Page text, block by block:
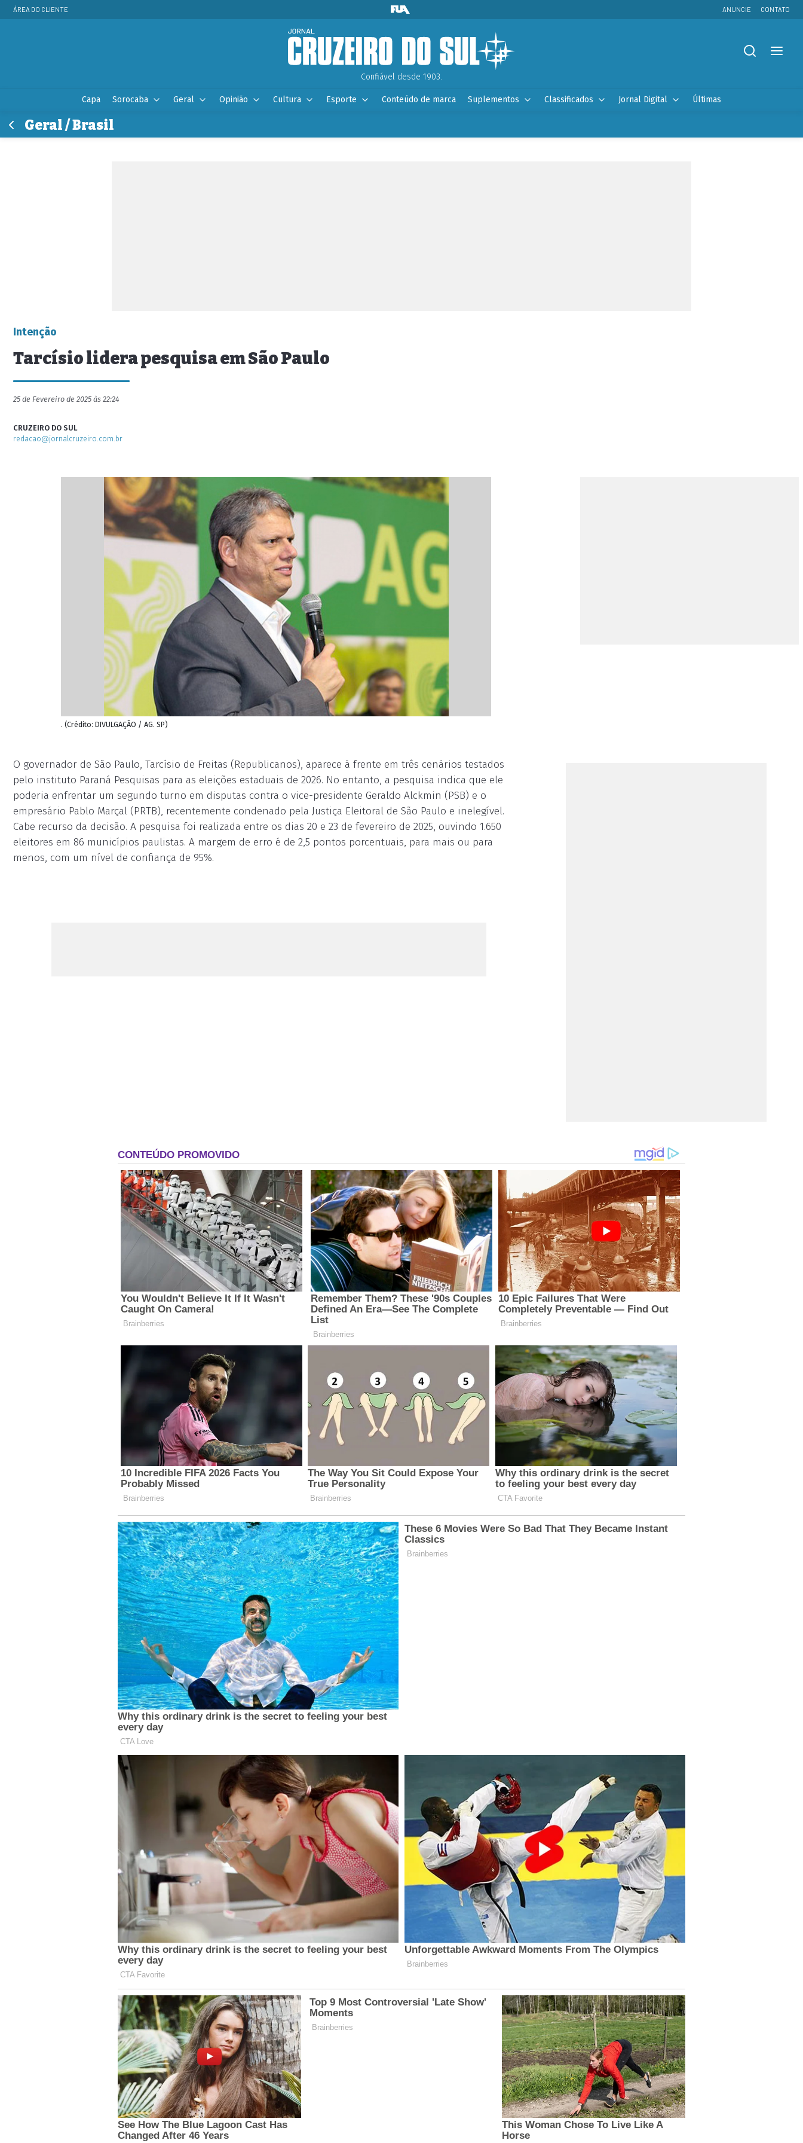
ÁREA DO CLIENTE ANUNCIE CONTATO
Confiável desde 1903.
Capa Sorocaba Geral Opinião Cultura Esporte Conteúdo de marca Suplementos Classificados Jornal Digital Últimas
Geral / Brasil
Intenção
Tarcísio lidera pesquisa em São Paulo
25 de Fevereiro de 2025 às 22:24
CRUZEIRO DO SUL
redacao@jornalcruzeiro.com.br
. (Crédito: DIVULGAÇÃO / AG. SP)
O governador de São Paulo, Tarcísio de Freitas (Republicanos), aparece à frente em três cenários testados
pelo instituto Paraná Pesquisas para as eleições estaduais de 2026. No entanto, a pesquisa indica que ele
poderia enfrentar um segundo turno em disputas contra o vice-presidente Geraldo Alckmin (PSB) e o
empresário Pablo Marçal (PRTB), recentemente condenado pela Justiça Eleitoral de São Paulo e inelegível.
Cabe recurso da decisão. A pesquisa foi realizada entre os dias 20 e 23 de fevereiro de 2025, ouvindo 1.650
eleitores em 86 municípios paulistas. A margem de erro é de 2,5 pontos porcentuais, para mais ou para
menos, com um nível de confiança de 95%.